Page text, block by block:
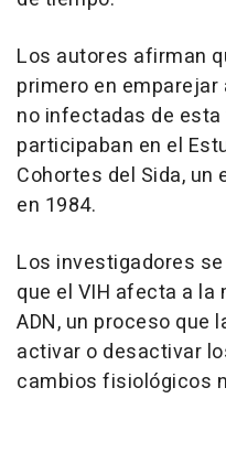
Los autores afirman
primero en
no infectadas de
participaban en el
Cohortes del Sida,
en 1984.
Los investigadores
que el VIH afecta a
ADN, un proceso que
activar o desactivar
cambios fisiológicos